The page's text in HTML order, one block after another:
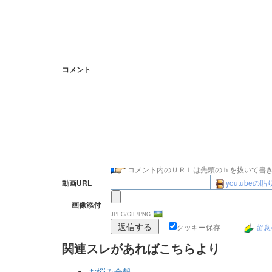
コメント
コメント内のＵＲＬは先頭のｈを抜いて書
動画URL
youtubeの貼
画像添付
JPEG/GIF/PNG
クッキー保存 留
関連スレがあればこちらより